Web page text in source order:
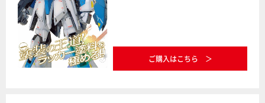
ご購入はこちら